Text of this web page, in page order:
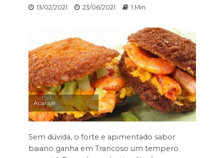
13/02/2021 23/06/2021 1 Min
Acarajé
Sem dúvida, o forte e apimentado sabor
baiano ganha em Trancoso um tempero